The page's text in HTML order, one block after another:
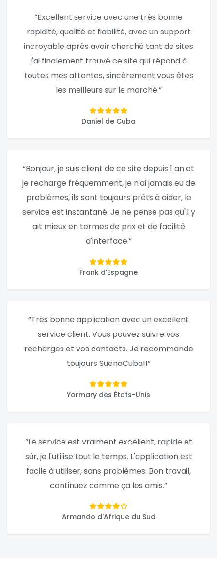
“Excellent service avec une très bonne
rapidité, qualité et fiabilité, avec un support
incroyable après avoir cherché tant de sites
j'ai finalement trouvé ce site qui répond à
toutes mes attentes, sincèrement vous êtes
les meilleurs sur le marché.”
Daniel de Cuba
“Bonjour, je suis client de ce site depuis 1 an et
je recharge fréquemment, je n'ai jamais eu de
problèmes, ils sont toujours prêts à aider, le
service est instantané. Je ne pense pas qu'il y
ait mieux en termes de prix et de facilité
d'interface.”
Frank d'Espagne
“Très bonne application avec un excellent
service client. Vous pouvez suivre vos
recharges et vos contacts. Je recommande
toujours SuenaCuba!!”
Yormary des États-Unis
“Le service est vraiment excellent, rapide et
sûr, je l'utilise tout le temps. L'application est
facile à utiliser, sans problèmes. Bon travail,
continuez comme ça les amis.”
Armando d'Afrique du Sud